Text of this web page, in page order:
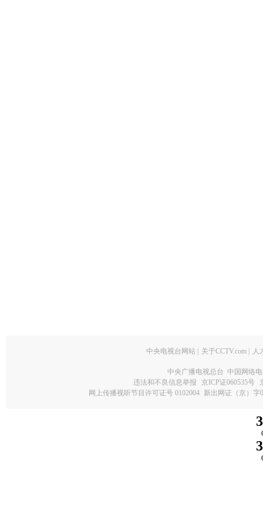
中央电视台网站 关于CCTV.com 人
中央广播电视总台 中国网络
违法和不良信息举报
京ICP证060535号
网上传播视听节目许可证号 0102004 新出网证（京）